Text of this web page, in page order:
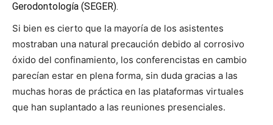
Gerodontología (SEGER).
Si bien es cierto que la mayoría de los asistentes
mostraban una natural precaución debido al corrosivo
óxido del confinamiento, los conferencistas en cambio
parecían estar en plena forma, sin duda gracias a las
muchas horas de práctica en las plataformas virtuales
que han suplantado a las reuniones presenciales.